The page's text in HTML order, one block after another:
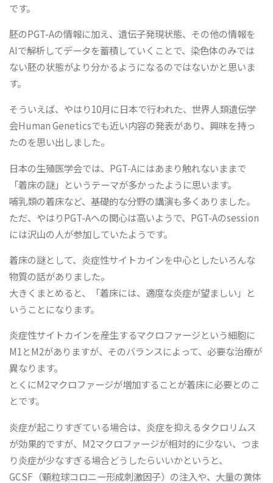
です。
胚のPGT-Aの情報に加え、遺伝子発現状態、その他の情報を
AIで解析してデータを蓄積していくことで、染色体のみでは
ない胚の状態がより分かるようになるのではないかと思いま
す。
そういえば、やはり10月に日本で行われた、世界人類遺伝学
会Human Geneticsでも近い内容の発表があり、興味を持っ
たのを思い出しました。
日本の生殖医学会では、PGT-Aにはあまり触れないままで
「着床の謎」というテーマが多かったように思います。
哺乳類の着床など、基礎的な分野の講演も多くありました。
ただ、やはりPGT-Aへの関心は高いようで、PGT-Aのsession
には沢山の人が参加していたようです。
着床の謎として、炎症性サイトカインを中心としたいろんな
物質の話がありました。
大きくまとめると、「着床には、適度な炎症が望ましい」と
いうことになります。
炎症性サイトカインを産生するマクロファージという細胞に
M1とM2がありますが、そのバランスによって、必要な治療が
異なります。
とくにM2マクロファージが増加することが着床に必要とのこ
とです。
炎症が起こりすぎている場合は、炎症を抑えるタクロリムス
が効果的ですが、M2マクロファージが相対的に少ない、つま
り炎症が少なすぎる場合どうしたらいいかというと、
GCSF（顆粒球コロニー形成刺激因子）の注入や、大量の黄体